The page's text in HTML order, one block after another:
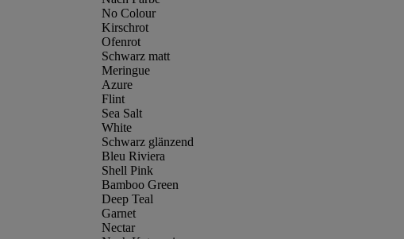
No Colour
Kirschrot
Ofenrot
Schwarz matt
Meringue
Azure
Flint
Sea Salt
White
Schwarz glänzend
Bleu Riviera
Shell Pink
Bamboo Green
Deep Teal
Garnet
Nectar